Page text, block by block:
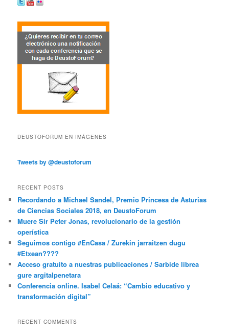
DEUSTOFORUM EN IMÁGENES
Tweets by @deustoforum
RECENT POSTS
Recordando a Michael Sandel, Premio Princesa de Asturias
de Ciencias Sociales 2018, en DeustoForum
Muere Sir Peter Jonas, revolucionario de la gestión
operística
Seguimos contigo #EnCasa / Zurekin jarraitzen dugu
#Etxean????
Acceso gratuito a nuestras publicaciones / Sarbide librea
gure argitalpenetara
Conferencia online. Isabel Celaá: “Cambio educativo y
transformación digital”
RECENT COMMENTS